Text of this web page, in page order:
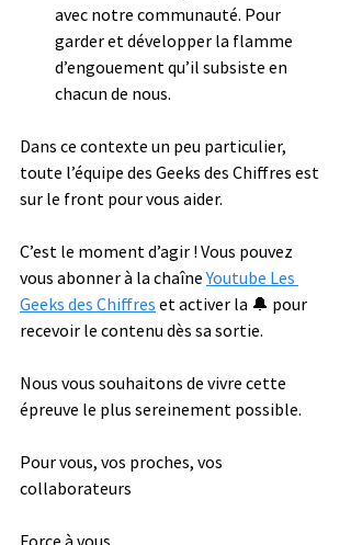
avec notre communauté. Pour
garder et développer la flamme
d’engouement qu’il subsiste en
chacun de nous.
Dans ce contexte un peu particulier,
toute l’équipe des Geeks des Chiffres est
sur le front pour vous aider.
C’est le moment d’agir ! Vous pouvez
vous abonner à la chaîne Youtube Les
Geeks des Chiffres et activer la 🔔 pour
recevoir le contenu dès sa sortie.
Nous vous souhaitons de vivre cette
épreuve le plus sereinement possible.
Pour vous, vos proches, vos
collaborateurs
Force à vous.